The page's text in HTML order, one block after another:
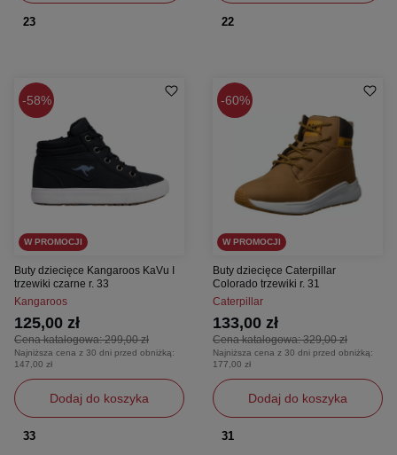
23 22
58%
W PROMOCJI
Buty dziecięce Kangaroos KaVu I
trzewiki czarne r. 33
Kangaroos
Cena katalogowa:299,00 zł
125,00 zł
Najniższa cena z 30 dni przed obniżką:
147,00 zł
Dodaj do koszyka
33
60%
W PROMOCJI
Buty dziecięce Caterpillar
Colorado trzewiki r. 31
Caterpillar
Cena katalogowa:329,00 zł
133,00 zł
Najniższa cena z 30 dni przed obniżką:
177,00 zł
Dodaj do koszyka
31